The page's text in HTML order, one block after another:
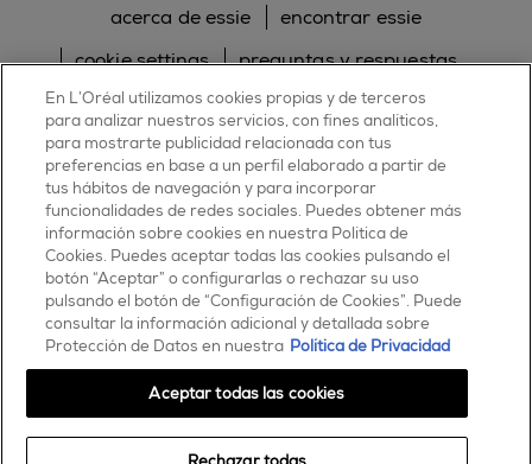
acerca de essie
encontrar essie
cookie settings
preguntas y respuestas
sitemap
contacta con nosotros
política de cookies
política de privacidad
facebooktwitterpinterestyoutube
ESSIE
30, rue d’Alsace – 92300 Levallois-Perret
FRANCE
En L’Oréal utilizamos cookies propias y de terceros
para analizar nuestros servicios, con fines analíticos,
para mostrarte publicidad relacionada con tus
preferencias en base a un perfil elaborado a partir de
tus hábitos de navegación y para incorporar
funcionalidades de redes sociales. Puedes obtener más
información sobre cookies en nuestra Política de
Cookies. Puedes aceptar todas las cookies pulsando el
botón “Aceptar” o configurarlas o rechazar su uso
pulsando el botón de “Configuración de Cookies”. Puede
consultar la información adicional y detallada sobre
Protección de Datos en nuestra Política de Privacidad
Aceptar todas las cookies